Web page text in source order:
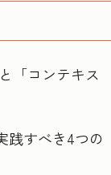
「コンテキス
践すべき4つの